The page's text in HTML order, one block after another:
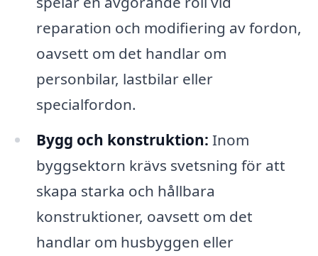
reparation och modifiering av fordon,
oavsett om det handlar om
personbilar, lastbilar eller
specialfordon.
Bygg och konstruktion: Inom
byggsektorn krävs svetsning för att
skapa starka och hållbara
konstruktioner, oavsett om det
handlar om husbyggen eller